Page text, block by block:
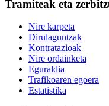
Tramiteak eta
Nire karpeta
Dirulaguntzak
Kontratazioak
Nire ordainketa
Eguraldia
Trafikoaren egoera
Estatistika